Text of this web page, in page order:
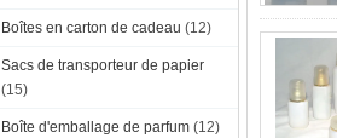
Boîtes en carton de cadeau (12)
Sacs de transporteur de papier
(15)
Boîte d'emballage de parfum (12)